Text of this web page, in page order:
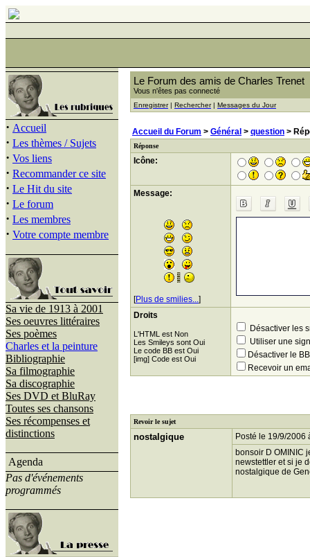
· Accueil
· Les thèmes / Sujets
· Vos liens
· Recommander ce site
· Le Hit du site
· Le forum
· Les membres
· Votre compte membre
Sa vie de 1913 à 2001
Ses oeuvres littéraires
Ses poèmes
Charles et la peinture
Bibliographie
Sa filmographie
Sa discographie
Ses DVD et BluRay
Toutes ses chansons
Ses récompenses et
distinctions
Agenda
Pas d'événements
programmés
Le Forum des amis de Charles Trenet
Vous n'êtes pas connecté
Enregistrer| Rechercher| Messages du Jour
Accueil du Forum > Général > question >
Réponse
Icône:
Message:
[Plus de smilies...]
Droits
L'HTML est Non
Les Smileys sont Oui
Le code BB est Oui
[img] Code est Oui
Désactiver les
Utiliser une
Désactiver le
Recevoir un
Revoir le sujet
nostalgique
Posté le 19/9/2006
bonsoir D OMINIC
newstettler et si je
nostalgique de